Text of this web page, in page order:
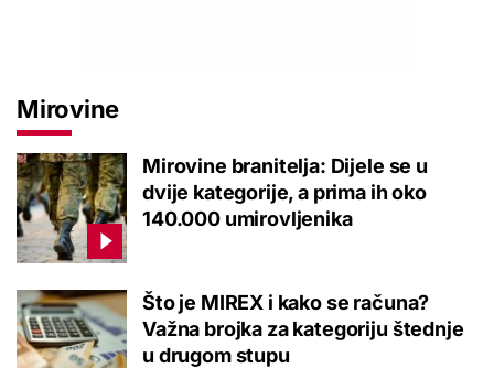
Mirovine
Mirovine branitelja: Dijele se u
dvije kategorije, a prima ih oko
140.000 umirovljenika
Što je MIREX i kako se računa?
Važna brojka za kategoriju štednje
u drugom stupu